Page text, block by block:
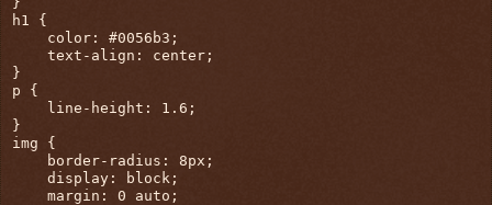
h1
{
color : #0056b3 ;
text-align : center;
p {
line-height : 1.6 ;
img {
border-radius : 8px ;
display : block;
margin : 0 auto;